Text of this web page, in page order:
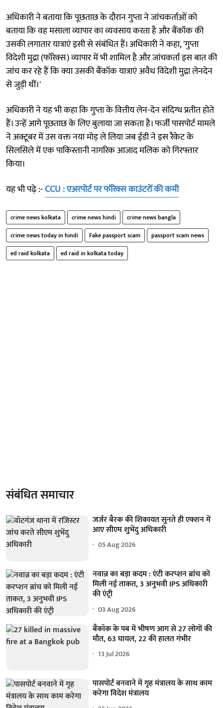
अधिकारी ने बताया कि पूछताछ के दौरान गुप्ता ने जांचकर्ताओं को
बताया कि वह मसाला व्यापार का व्यवसाय करता है और बैंकॉक की
उसकी लगातार यात्राएं इसी से संबंधित हैं। अधिकारी ने कहा, 'गुप्ता
विदेशी मुद्रा (फॉरेक्स) व्यापार में भी शामिल है और जांचकर्ता इस बात की
जांच कर रहे हैं कि क्या उसकी बैंकॉक यात्राएं अवैध विदेशी मुद्रा लेनदेन
से जुड़ी थीं।'
अधिकारी ने यह भी कहा कि गुप्ता के वित्तीय लेन-देन संदिग्ध प्रतीत होते
हैं। उन्हें आगे पूछताछ के लिए बुलाया जा सकता है। फर्जी पासपोर्ट मामले
ने अक्टूबर में उस वक्त नया मोड़ ले लिया जब ईडी ने इस रैकेट के
सिलसिले में एक पाकिस्तानी नागरिक आजाद मलिक को गिरफ्तार
किया।
यह भी पढ़े :-CCU : एअरपोर्ट पर फॉरेक्स काउंटरों की कमी
crime news kolkata crime news hindi
crime news bangla
crime news today in hindi
Fake passport scam
passport scam news
ed raid kolkata
ed raid in kolkata today
संबंधित समाचार
जर्जर बैरक की शिकायत सुनते ही एक्शन में
आए सीएम शुभेंदु अधिकारी
05 Aug 2026
नवान्न का बड़ा कदम : एंटी करप्शन ब्रांच को
मिली नई ताकत, 3 अनुभवी IPS अधिकारी
की एंट्री
03 Aug 2026
बैंकॉक के पब में भीषण आग से 27 लोगों की
मौत, 63 घायल, 22 की हालत गंभीर
13 Jul 2026
पासपोर्ट बनवाने में गृह मंत्रालय के साथ काम
करेगा विदेश मंत्रालय